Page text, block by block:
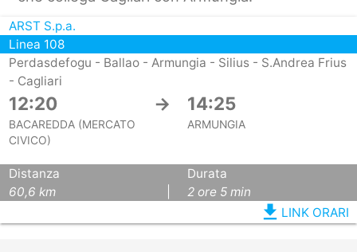
ARST S.p.a.
Linea 108
Perdasdefogu - Ballao - Armungia - Silius - S.Andrea Frius
- Cagliari
12:20 → 14:25
BACAREDDA (MERCATO
CIVICO)
ARMUNGIA
Distanza
60,6 km
Durata
2 ore 5 min
file_download LINK ORARI